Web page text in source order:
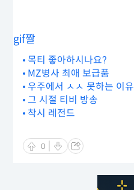
gif짤
목티 좋아하시나요?
MZ병사 최애 보급품
우주에서 ㅅㅅ 못하는 이유
그 시절 티비 방송
착시 레전드
0